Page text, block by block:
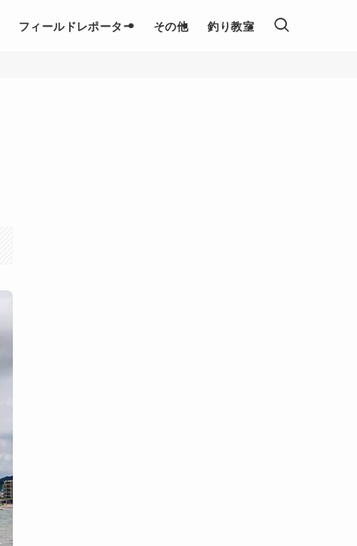
フィールドレポーター その他 釣り教室